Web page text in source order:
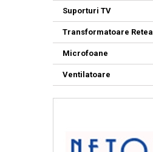
Suporturi TV
Transformatoare Retea
Microfoane
Ventilatoare